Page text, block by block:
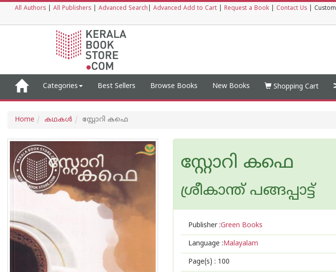
All Authors All Publishers Advanced Search Advanced Add to Cart Request a Book Contact Us
Categories Best Sellers Browse Books New Books Shopping Cart
Home കഥകള്‍ സ്റ്റോറി കഫെ
സ്റ്റോറി കഫെ
ശ്രീകാന്ത് പങ്ങപ്പാട്ട്
Publisher :Green Books
Language :Malayalam
Page(s) : 100